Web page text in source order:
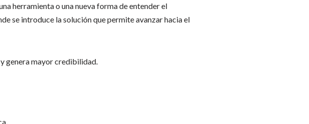
herramienta o una nueva forma de entender el
se introduce la solución que permite avanzar hacia el
genera mayor credibilidad.